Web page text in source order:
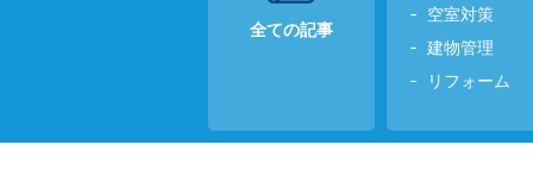
全ての記事
空室対策
建物管理
リフォーム